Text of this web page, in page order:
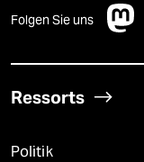
Folgen Sie uns
Ressorts
Politik